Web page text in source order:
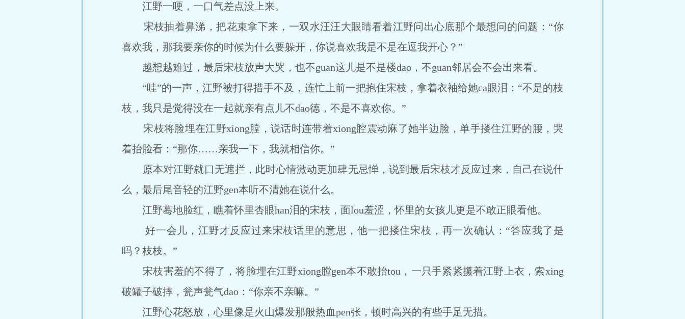
江野一哽，一口气差点没上来。
宋枝抽着鼻涕，把花束拿下来，一双水汪汪大眼睛看着江野问出心底那个最想问的问题：“你
喜欢我，那我要亲你的时候为什么要躲开，你说喜欢我是不是在逗我开心？”
越想越难过，最后宋枝放声大哭，也不guan这儿是不是楼dao，不guan邻居会不会出来看。
“哇”的一声，江野被打得措手不及，连忙上前一把抱住宋枝，拿着衣袖给她ca眼泪：“不是的枝
枝，我只是觉得没在一起就亲有点儿不dao德，不是不喜欢你。”
宋枝将脸埋在江野xiong膛，说话时连带着xiong腔震动麻了她半边脸，单手搂住江野的腰，哭
着抬脸看：“那你……亲我一下，我就相信你。”
原本对江野就口无遮拦，此时心情激动更加肆无忌惮，说到最后宋枝才反应过来，自己在说什
么，最后尾音轻的江野gen本听不清她在说什么。
江野蓦地脸红，瞧着怀里杏眼han泪的宋枝，面lou羞涩，怀里的女孩儿更是不敢正眼看他。
好一会儿，江野才反应过来宋枝话里的意思，他一把搂住宋枝，再一次确认：“答应我了是
吗？枝枝。”
宋枝害羞的不得了，将脸埋在江野xiong膛gen本不敢抬tou，一只手紧紧攥着江野上衣，索xing
破罐子破摔，瓮声瓮气dao：“你亲不亲嘛。”
江野心花怒放，心里像是火山爆发那般热血pen张，顿时高兴的有些手足无措。